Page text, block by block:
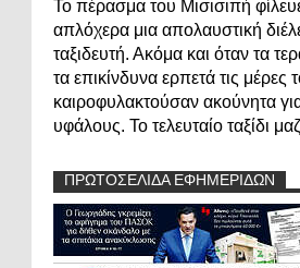
Το πέρασμα του Μισισιπή
απλόχερα μια απολαυστική
ταξιδευτή. Ακόμα και όταν τα
τα επικίνδυνα ερπετά τις
καιροφυλακτούσαν ακούνητα
υφάλους. Το τελευταίο ταξίδι
ΠΡΩΤΟΣΕΛΙΔΑ ΕΦΗΜΕΡΙΔΩΝ